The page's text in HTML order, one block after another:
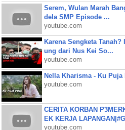
Serem, Wulan Marah
dela SMP Episode ...
youtube.com
Karena Sengketa
ung dari Nus Kei So...
youtube.com
Nella Kharisma - Ku Puja
youtube.com
CERITA KORBAN
EK KERJA
youtube.com